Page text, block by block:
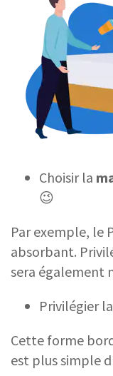
Choisir la
😉
Par exemple, le
absorbant.
sera également
Privilégier la
Cette forme
est plus simple